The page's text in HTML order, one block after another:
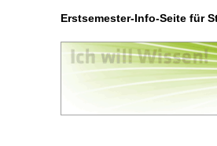
Erstsemester-Info-Seite für